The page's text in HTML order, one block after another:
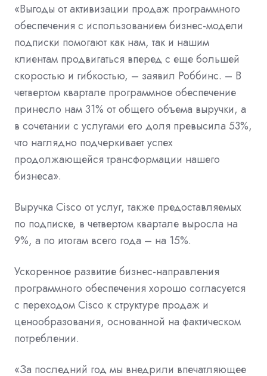
«Выгоды от активизации продаж программного
обеспечения с использованием бизнес-модели
подписки помогают как нам, так и нашим
клиентам продвигаться вперед с еще большей
скоростью и гибкостью, – заявил Роббинс. – В
четвертом квартале программное обеспечение
принесло нам 31% от общего объема выручки, а
в сочетании с услугами его доля превысила 53%,
что наглядно подчеркивает успех
продолжающейся трансформации нашего
бизнеса».
Выручка Cisco от услуг, также предоставляемых
по подписке, в четвертом квартале выросла на
9%, а по итогам всего года – на 15%.
Ускоренное развитие бизнес-направления
программного обеспечения хорошо согласуется
с переходом Cisco к структуре продаж и
ценообразования, основанной на фактическом
потреблении.
«За последний год мы внедрили впечатляющее